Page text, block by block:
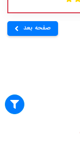
صفحه بعد